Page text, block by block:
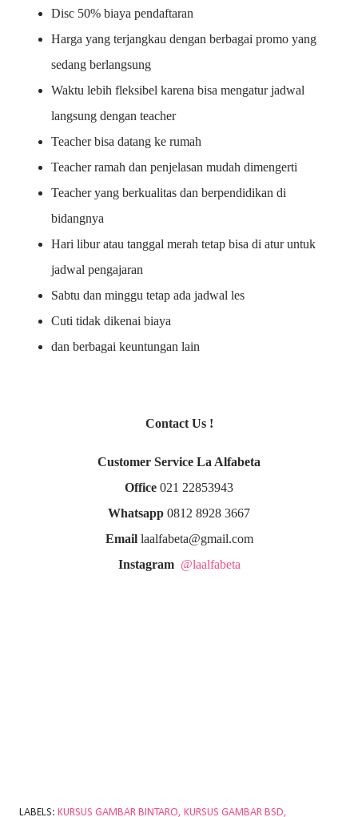
Disc 50% biaya pendaftaran
Harga yang terjangkau dengan berbagai promo yang
sedang berlangsung
Waktu lebih fleksibel karena bisa mengatur jadwal
langsung dengan teacher
Teacher bisa datang ke rumah
Teacher ramah dan penjelasan mudah dimengerti
Teacher yang berkualitas dan berpendidikan di
bidangnya
Hari libur atau tanggal merah tetap bisa di atur untuk
jadwal pengajaran
Sabtu dan minggu tetap ada jadwal les
Cuti tidak dikenai biaya
dan berbagai keuntungan lain
Contact Us !
Customer Service La Alfabeta
Office 021 22853943
Whatsapp 0812 8928 3667
Emaillaalfabeta@gmail.com
Instagram @laalfabeta
LABELS: KURSUS GAMBAR BINTARO KURSUS GAMBAR BSD